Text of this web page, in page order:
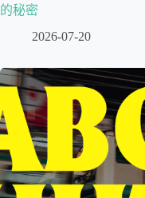
的秘密
2026-07-20